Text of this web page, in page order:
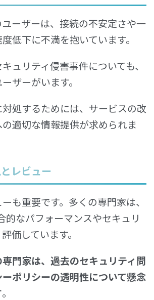
ーザーは、接続の不安定さや一
低下に不満を抱いています。
ュリティ侵害事件についても、
ザーがいます。
処するためには、サービスの改
適切な情報提供が求められま
レビュー
も重要です。多くの専門家は、
的なパフォーマンスやセキュリ
価しています。
門家は、過去のセキュリティ問
ポリシーの透明性について懸念
。